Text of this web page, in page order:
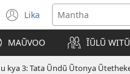
Lika
(opens
new
window)
MAŨVOO ĨŨLŨ WITŨ